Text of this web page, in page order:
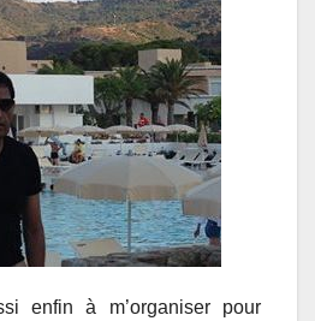
enfin à m’organiser pour